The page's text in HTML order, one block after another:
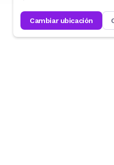
cambiar ubicación